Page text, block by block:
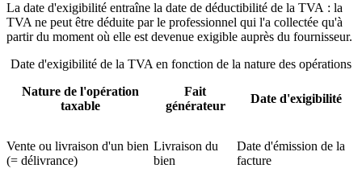
La date d'exigibilité entraîne la date de déductibilité de la TVA : la
TVA ne peut être déduite par le professionnel qui l'a collectée qu'à
partir du moment où elle est devenue exigible auprès du fournisseur.
Date d'exigibilité de la TVA en fonction de la nature des opérations
Nature de l'opération
taxable
Fait
générateur
Date d'exigibilité
Vente ou livraison d'un bien
(= délivrance)
Livraison du
bien
Date d'émission de la
facture